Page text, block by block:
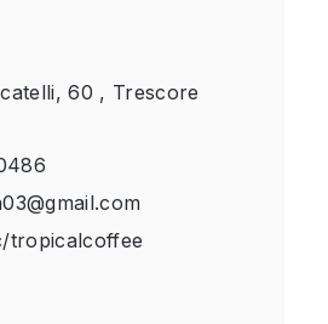
60 , Trescore
tropicalcoffee